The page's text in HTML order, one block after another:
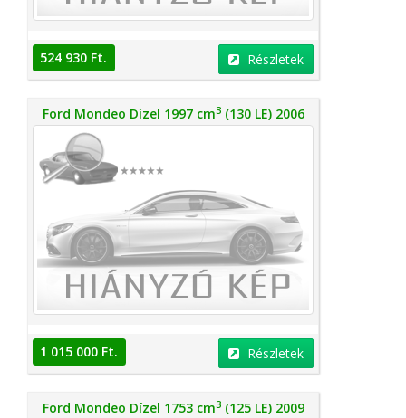
524 930 Ft. Részletek
Ford Mondeo Dízel 1997 cm3(130 LE) 2006
1 015 000 Ft. Részletek
Ford Mondeo Dízel 1753 cm3(125 LE) 2009